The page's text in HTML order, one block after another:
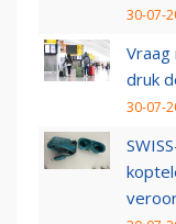
30-07-
druk
30-07-